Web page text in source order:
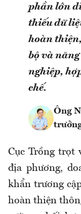
phần lớn
thiếu dữ
hoàn
bộ và
nghiệp,
chế.
Ông
Cục Trồng trọt
địa phương,
khẩn trương
hoàn thiện